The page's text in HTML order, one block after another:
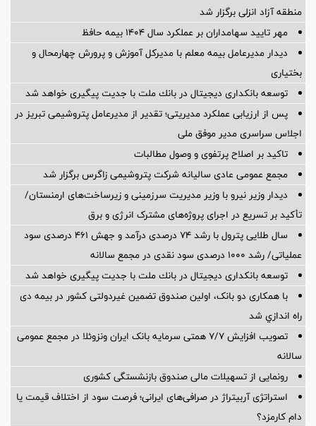
منطقه آزاد انزلی برگزار شد
مهر تایید سهامداران بر عملكرد سال ۱۴۰۴ بیمه حافظ
دیدار مدیرعامل بیمه معلم با مدیرکل آموزش و پرورش چهارمحال و
بختیاری
توسعه بانكداری دیجیتال در بانك ملت با جدیت پیگیری خواهد شد
پس از ارزیابی عملکرد مدیریتی؛ تقدیر از مدیرعامل پتروشیمی تبریز در
اجلاس سراسری مدیر موفق ملی
تاکید بر اصلاح پرتفوی و وصول مطالبات
مجمع عمومی عادی سالیانه شرکت پتروشیمی زاگرس برگزار شد
دیدار وزیر نیرو با وزیر مدیریت سرزمینی و زیرساخت‌های ارمنستان/
تأکید بر تسریع در اجرای پروژه‌های مشترک انرژی و برق
سال طلایی پترول با رشد ۷۴ درصدی درآمد و جهش ۴۶۱ درصدی سود
عملیاتی/ رشد ۱۰۰۰ درصدی سود نقدی در مجمع سالانه
توسعه بانكداری دیجیتال در بانك ملت با جدیت پیگیری خواهد شد ‌
با همکاری دو بانک، اولین صندوق تضمین غیردولتی کشور در بیمه دی
راه اندازي شد
تصویب افزایش ۷/۷ همتی سرمایه بانک ایران ونزوئلا در مجمع عمومی
سالانه
رونمایی از تسهیلات مالی صندوق بازنشستگی کشوری
استراتژی آربیتراژ در صرافی‌های ایرانی؛ فرصت سود از اختلاف قیمت یا
دام کارمزد؟